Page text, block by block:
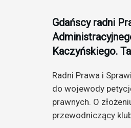
Gdańscy radni
Kaczyńskiego.
Radni Prawa i
do wojewody
prawnych. O
przewodniczący